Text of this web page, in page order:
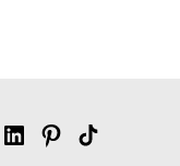
Linkedin
Pinterest
Tik